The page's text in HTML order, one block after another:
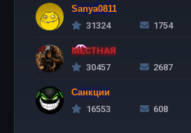
Sanya0811
31324
1754
МЕСТНАЯ
30457
2687
Санкции
16553
608